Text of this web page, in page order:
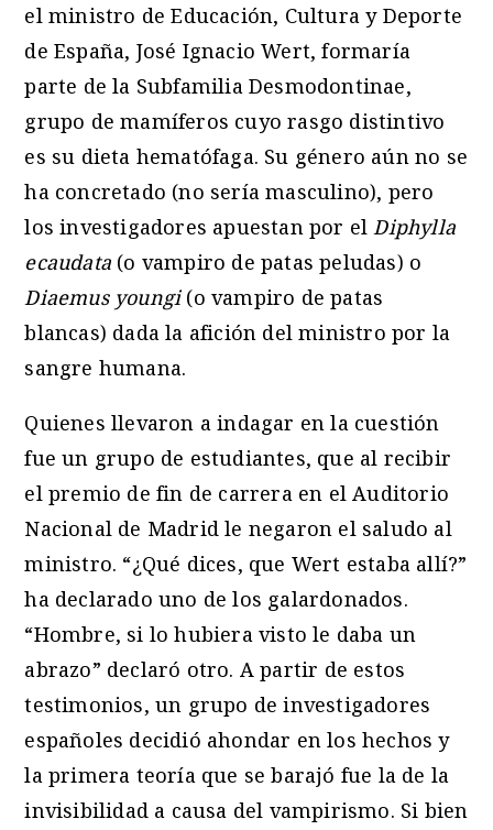
el ministro de Educación, Cultura y Deporte
de España, José Ignacio Wert, formaría
parte de la Subfamilia Desmodontinae,
grupo de mamíferos cuyo rasgo distintivo
es su dieta hematófaga. Su género aún no se
ha concretado (no sería masculino), pero
los investigadores apuestan por elDiphylla
ecaudata (o vampiro de patas peludas) o
Diaemus youngi(o vampiro de patas
blancas) dada la afición del ministro por la
sangre humana.
Quienes llevaron a indagar en la cuestión
fue un grupo de estudiantes, que al recibir
el premio de fin de carrera en el Auditorio
Nacional de Madrid le negaron el saludo al
ministro. “¿Qué dices, que Wert estaba allí?”
ha declarado uno de los galardonados.
“Hombre, si lo hubiera visto le daba un
abrazo” declaró otro. A partir de estos
testimonios, un grupo de investigadores
españoles decidió ahondar en los hechos y
la primera teoría que se barajó fue la de la
invisibilidad a causa del vampirismo. Si bien